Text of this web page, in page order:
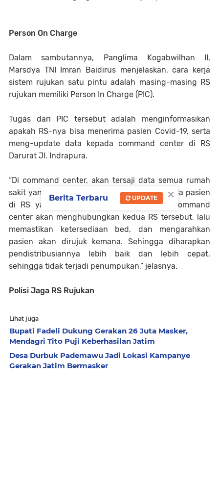
Person On Charge
Dalam sambutannya, Panglima Kogabwilhan II,
Marsdya TNI Imran Baidirus menjelaskan, cara kerja
sistem rujukan satu pintu adalah masing-masing RS
rujukan memiliki Person In Charge (PIC).
Tugas dari PIC tersebut adalah menginformasikan
apakah RS-nya bisa menerima pasien Covid-19, serta
meng-update data kepada command center di RS
Darurat Jl. Indrapura.
“Di command center, akan tersaji data semua rumah
sakit yang bisa menerima pasien. Jadi, jika ada pasien
di RS yang akan dirujuk ke RS lainnya, command
center akan menghubungkan kedua RS tersebut, lalu
memastikan ketersediaan bed, dan mengarahkan
pasien akan dirujuk kemana. Sehingga diharapkan
pendistribusiannya lebih baik dan lebih cepat,
sehingga tidak terjadi penumpukan,” jelasnya.
Polisi Jaga RS Rujukan
Lihat juga
Bupati Fadeli Dukung Gerakan 26 Juta Masker,
Mendagri Tito Puji Keberhasilan Jatim
Desa Durbuk Pademawu Jadi Lokasi Kampanye
Gerakan Jatim Bermasker
×
Berita Terbaru UPDATE